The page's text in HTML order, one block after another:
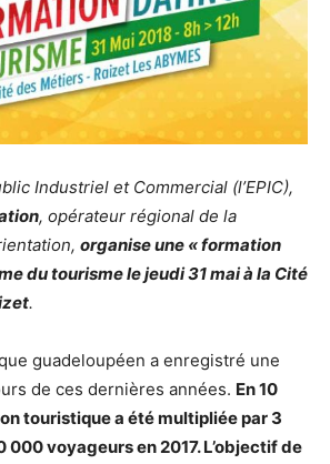
Industriel et Commercial (l’EPIC),
, opérateur régional de la
organise une « formation
du tourisme le jeudi 31 mai à la Cité
.
guadeloupéen a enregistré une
de ces dernières années. En 10
touristique a été multipliée par 3
voyageurs en 2017. L’objectif de